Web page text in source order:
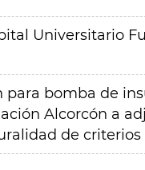
Universitario
bomba de
Alcorcón a
de criterios